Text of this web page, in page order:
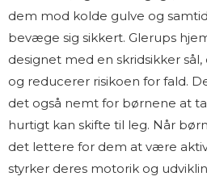
dem mod kolde gulve og
bevæge sig sikkert. Glerups
designet med en skridsikker
og reducerer risikoen for fald.
det også nemt for børnene at
hurtigt kan skifte til leg. Når
det lettere for dem at være
styrker deres motorik og